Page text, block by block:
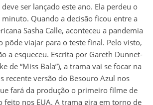
deve ser lançado este ano. Ela perdeu o
Quando a decisão ficou entre a
Sasha Calle, aconteceu a pandemia
pôde viajar para o teste final. Pelo visto,
a esqueceu. Escrita por Gareth Dunnet-
de “Miss Bala”), a trama vai se focar na
recente versão do Besouro Azul nos
fará da produção o primeiro filme de
feito nos EUA. A trama gira em torno de